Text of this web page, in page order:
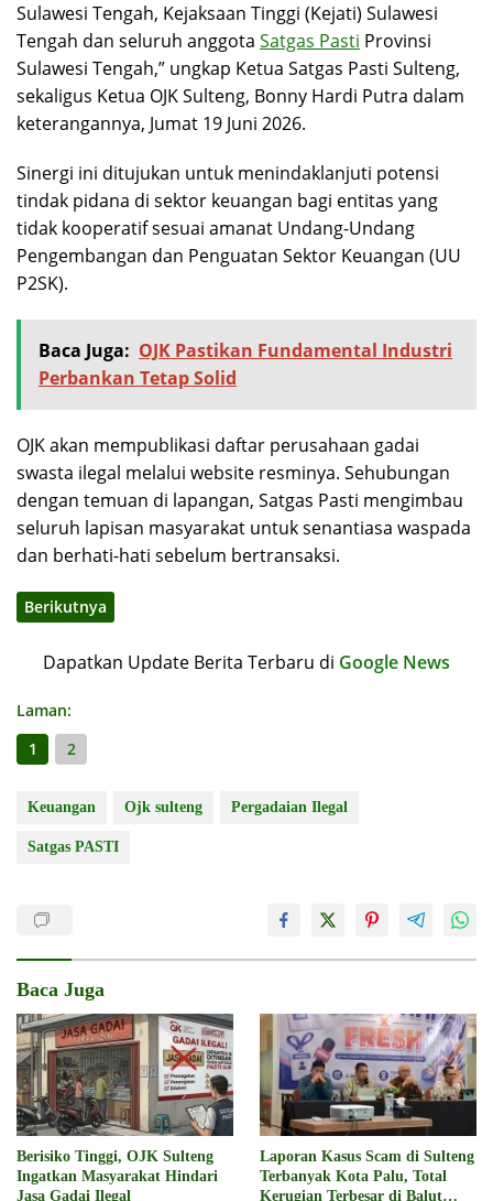
Sulawesi Tengah, Kejaksaan Tinggi (Kejati) Sulawesi
Tengah dan seluruh anggota Satgas Pasti Provinsi
Sulawesi Tengah,” ungkap Ketua Satgas Pasti Sulteng,
sekaligus Ketua OJK Sulteng, Bonny Hardi Putra dalam
keterangannya, Jumat 19 Juni 2026.
Sinergi ini ditujukan untuk menindaklanjuti potensi
tindak pidana di sektor keuangan bagi entitas yang
tidak kooperatif sesuai amanat Undang-Undang
Pengembangan dan Penguatan Sektor Keuangan (UU
P2SK).
Baca Juga: OJK Pastikan Fundamental Industri
Perbankan Tetap Solid
OJK akan mempublikasi daftar perusahaan gadai
swasta ilegal melalui website resminya. Sehubungan
dengan temuan di lapangan, Satgas Pasti mengimbau
seluruh lapisan masyarakat untuk senantiasa waspada
dan berhati-hati sebelum bertransaksi.
Berikutnya
Dapatkan Update Berita Terbaru di Google News
Laman:
1
2
Keuangan Ojk sulteng Pergadaian Ilegal
Satgas PASTI
Baca Juga
Berisiko Tinggi, OJK Sulteng
Ingatkan Masyarakat Hindari
Jasa Gadai Ilegal
Laporan Kasus Scam di Sulteng
Terbanyak Kota Palu, Total
Kerugian Terbesar di Balut